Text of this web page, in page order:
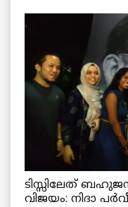
ടിസ്സിലേത്
വിജയം: നിദാ